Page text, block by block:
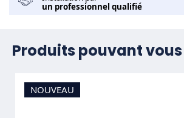
un professionnel qualifié
Produits pouvant
NOUVEAU